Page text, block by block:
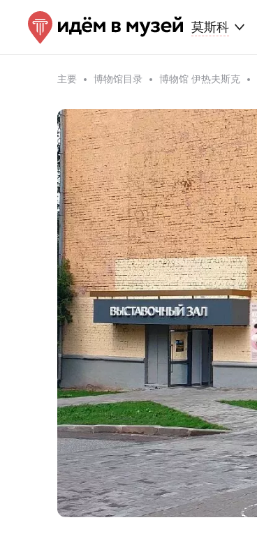
莫斯科
主要 博物馆目录 博物馆 伊热夫斯克